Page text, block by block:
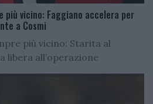
più vicino: Faggiano accelera per
a Cosmi
più vicino: Starita al
libera all’operazione